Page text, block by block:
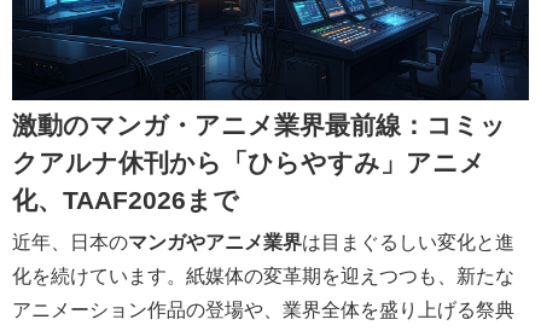
激動のマンガ・アニメ業界最前線：コミッ
クアルナ休刊から「ひらやすみ」アニメ
化、TAAF2026まで
近年、日本のマンガやアニメ業界は目まぐるしい変化と進
化を続けています。紙媒体の変革期を迎えつつも、新たな
アニメーション作品の登場や、業界全体を盛り上げる祭典